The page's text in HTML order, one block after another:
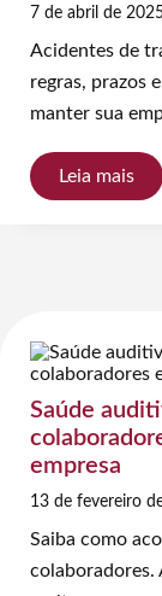
7 de abril de
Acidentes de
regras, prazos
manter sua
Leia mais
Saúde
empresa
13 de fevereiro
Saiba como
colaboradores.